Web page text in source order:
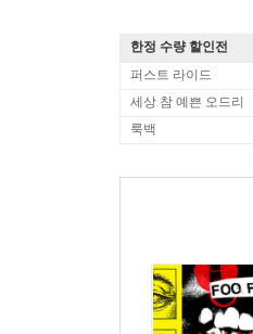
한정 수량 할인전
퍼스트 라이드
세상 참 예쁜 오드리
룩백